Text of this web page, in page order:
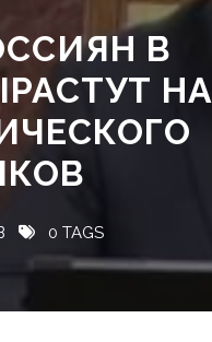
В
НА
0 TAGS